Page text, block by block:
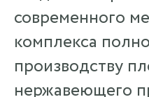
современного
комплекса
производству
нержавеющего